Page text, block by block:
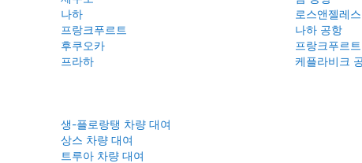
나하
프랑크푸르트
후쿠오카
프라하
로스앤젤레
나하 공항
프랑크푸르
케플라비크
생-플로랑탱 차량 대여
상스 차량 대여
트루아 차량 대여